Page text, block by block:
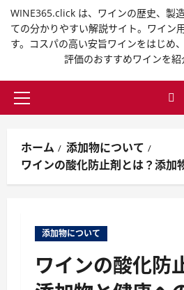
WINE365.click は、ワインの歴史、製
ての分かりやすい解説サイト。ワイン
す。コスパの高い安旨ワインをはじめ
評価のおすすめワインを紹
メ
メ
ニ
ュ
ホーム
添加物について
ワインの酸化防止剤とは？添加
添加物について
ワインの酸化防